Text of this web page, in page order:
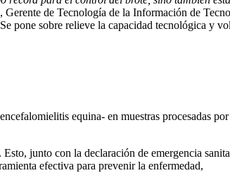
de Tecnología de la Información de
pone sobre relieve la capacidad tecnológica y
equina- en muestras procesadas
junto con la declaración de emergencia
efectiva para prevenir la enfermedad,